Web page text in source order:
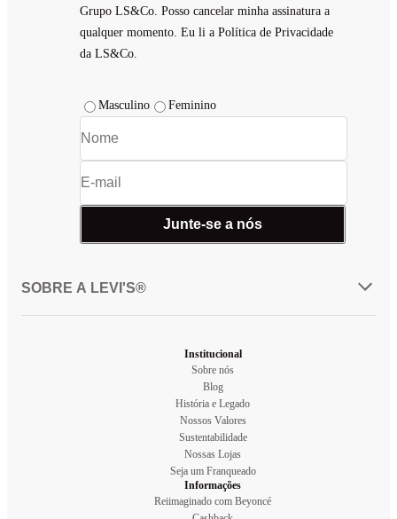
Grupo LS&Co. Posso cancelar minha assinatura a
qualquer momento. Eu li a Política de Privacidade
da LS&Co.
Masculino Feminino
Junte-se a nós
SOBRE A LEVI'S®
Institucional
Sobre nós
Blog
História e Legado
Nossos Valores
Sustentabilidade
Nossas Lojas
Seja um Franqueado
Informações
Reiimaginado com Beyoncé